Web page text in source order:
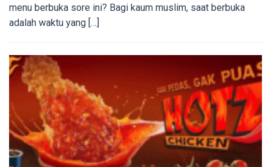
menu berbuka sore ini? Bagi kaum muslim, saat berbuka
adalah waktu yang […]